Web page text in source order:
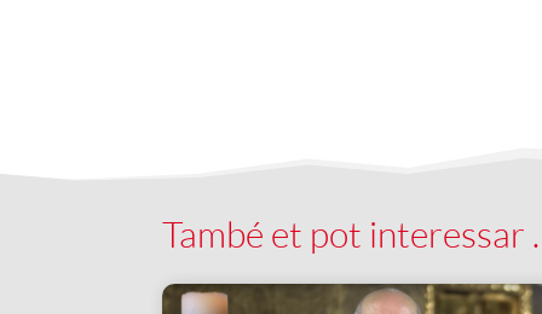
També et pot interessar